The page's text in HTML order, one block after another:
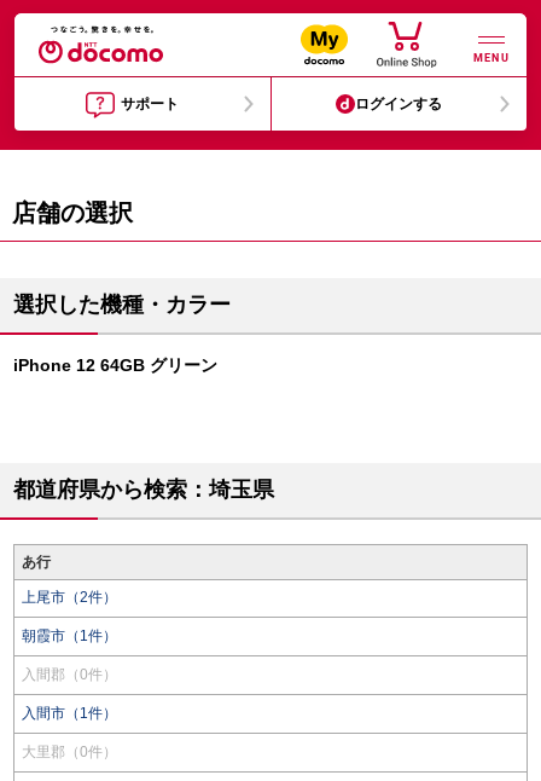
MENU
サポート ログインする
店舗の選択
選択した機種・カラー
iPhone 12 64GB グリーン
都道府県から検索：埼玉県
あ行
上尾市（2件）
朝霞市（1件）
入間郡（0件）
入間市（1件）
大里郡（0件）